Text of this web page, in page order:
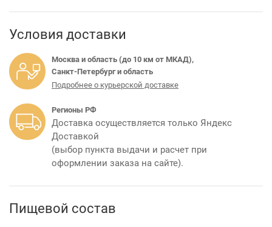
Условия доставки
Москва и область (до 10 км от МКАД),
Санкт-Петербург и область
Подробнее о курьерской доставке
Регионы РФ
Доставка осуществляется только Яндекс
Доставкой
(выбор пункта выдачи и расчет при
оформлении заказа на сайте).
Пищевой состав